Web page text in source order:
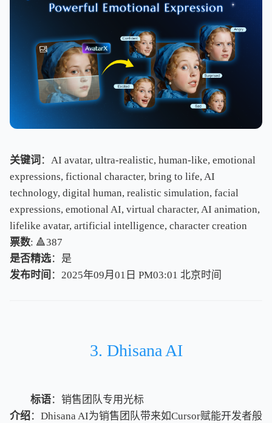
关键词 ：AI avatar, ultra-realistic, human-like, emotional
expressions, fictional character, bring to life, AI
technology, digital human, realistic simulation, facial
expressions, emotional AI, virtual character, AI animation,
lifelike avatar, artificial intelligence, character creation
票数: 🔺387
是否精选：是
发布时间 ：2025年09月01日 PM03:01 北京时间
北京时间
3. Dhisana AI
标语：销售团队专用光标
介绍：Dhisana AI为销售团队带来如Cursor赋能开发者般